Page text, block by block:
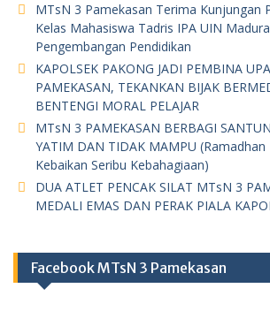
MTsN 3 Pamekasan Terima Kunjungan
Kelas Mahasiswa Tadris IPA UIN
Pengembangan Pendidikan
KAPOLSEK PAKONG JADI PEMBINA
PAMEKASAN, TEKANKAN BIJAK
BENTENGI MORAL PELAJAR
MTsN 3 PAMEKASAN BERBAGI
YATIM DAN TIDAK MAMPU (Ramadhan
Kebaikan Seribu Kebahagiaan)
DUA ATLET PENCAK SILAT MTsN 3
MEDALI EMAS DAN PERAK PIALA
Facebook MTsN 3 Pamekasan